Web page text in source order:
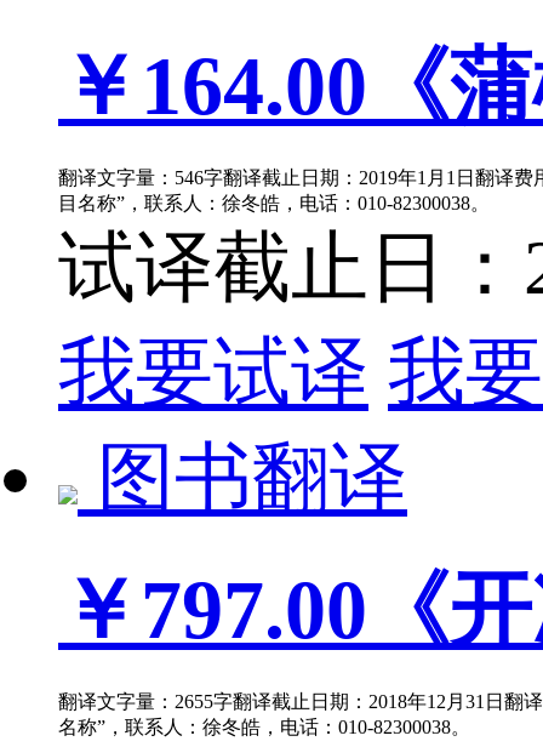
￥164.00 《
翻译文字量：546字翻译截止日期：2019年1月1日翻译
目名称”，联系人：徐冬皓，电话：010-82300038。
试译截止日：
我要试译 我
图书翻译
￥797.00 《
翻译文字量：2655字翻译截止日期：2018年12月31日翻
名称”，联系人：徐冬皓，电话：010-82300038。